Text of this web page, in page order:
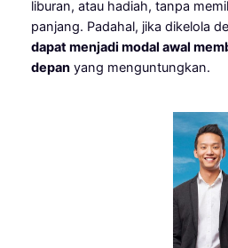
liburan, atau hadiah, tanpa
panjang. Padahal, jika dikelola
dapat menjadi modal awal
depanyang menguntungkan.